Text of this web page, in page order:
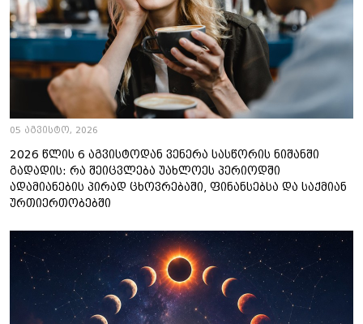
05 აგვისტო, 2026
2026 წლის 6 აგვისტოდან ვენერა სასწორის ნიშანში
გადადის: რა შეიცვლება უახლოეს პერიოდში
ადამიანების პირად ცხოვრებაში, ფინანსებსა და საქმიან
ურთიერთობებში